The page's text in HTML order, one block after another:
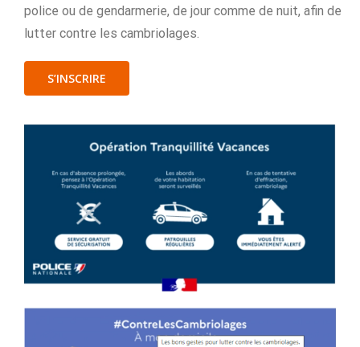
police ou de gendarmerie, de jour comme de nuit, afin de
lutter contre les cambriolages.
S’INSCRIRE